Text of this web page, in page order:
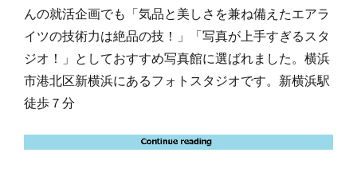
んの就活企画でも「気品と美しさを兼ね備えたエアラ
イツの技術力は絶品の技！」「写真が上手すぎるスタ
ジオ！」としておすすめ写真館に選ばれました。横浜
市港北区新横浜にあるフォトスタジオです。新横浜駅
徒歩７分